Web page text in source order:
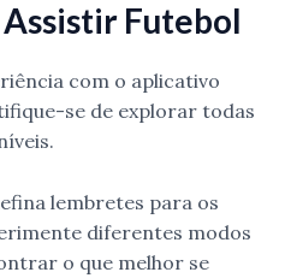
Futebol
com o aplicativo
se de explorar todas
lembretes para os
diferentes modos
o que melhor se